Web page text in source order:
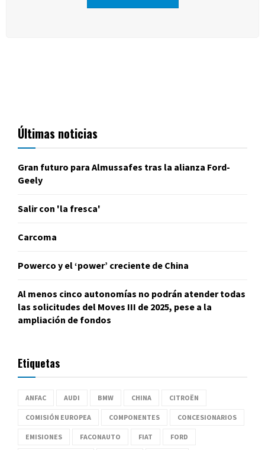
Últimas noticias
Gran futuro para Almussafes tras la alianza Ford-
Geely
Salir con 'la fresca'
Carcoma
Powerco y el ‘power’ creciente de China
Al menos cinco autonomías no podrán atender todas
las solicitudes del Moves III de 2025, pese a la
ampliación de fondos
Etiquetas
ANFAC AUDI BMW CHINA CITROËN
COMISIÓN EUROPEA COMPONENTES CONCESIONARIOS
EMISIONES FACONAUTO FIAT FORD